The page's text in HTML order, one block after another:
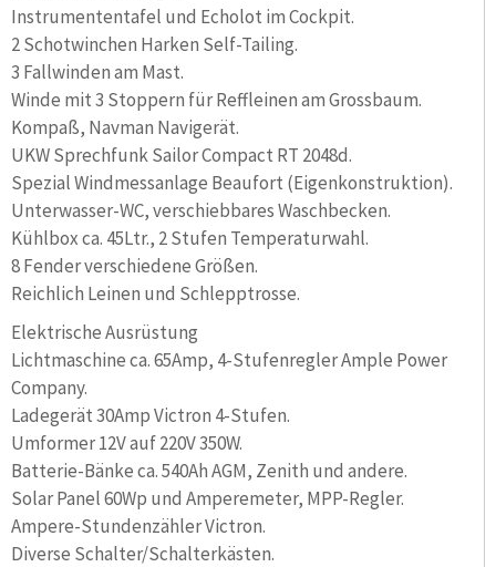
Instrumententafel und Echolot im Cockpit.
2 Schotwinchen Harken Self-Tailing.
3 Fallwinden am Mast.
Winde mit 3 Stoppern für Reffleinen am Grossbaum.
Kompaß, Navman Navigerät.
UKW Sprechfunk Sailor Compact RT 2048d.
Spezial Windmessanlage Beaufort (Eigenkonstruktion).
Unterwasser-WC, verschiebbares Waschbecken.
Kühlbox ca. 45Ltr., 2 Stufen Temperaturwahl.
8 Fender verschiedene Größen.
Reichlich Leinen und Schlepptrosse.
Elektrische Ausrüstung
Lichtmaschine ca. 65Amp, 4-Stufenregler Ample Power
Company.
Ladegerät 30Amp Victron 4-Stufen.
Umformer 12V auf 220V 350W.
Batterie-Bänke ca. 540Ah AGM, Zenith und andere.
Solar Panel 60Wp und Amperemeter, MPP-Regler.
Ampere-Stundenzähler Victron.
Diverse Schalter/Schalterkästen.